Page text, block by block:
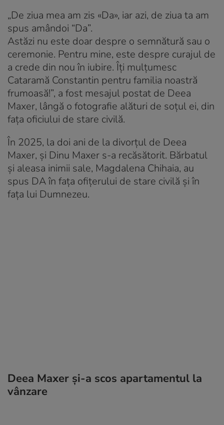
„De ziua mea am zis «Da», iar azi, de ziua ta am
spus amândoi “Da”.
Astăzi nu este doar despre o semnătură sau o
ceremonie. Pentru mine, este despre curajul de
a crede din nou în iubire. Îți mulțumesc
Cataramă Constantin pentru familia noastră
frumoasă!”, a fost mesajul postat de Deea
Maxer, lângă o fotografie alături de soțul ei, din
fața oficiului de stare civilă.
În 2025, la doi ani de la divorțul de Deea
Maxer, și Dinu Maxer s-a recăsătorit. Bărbatul
și aleasa inimii sale, Magdalena Chihaia, au
spus DA în fața ofițerului de stare civilă și în
fața lui Dumnezeu.
Deea Maxer și-a scos apartamentul la
vânzare